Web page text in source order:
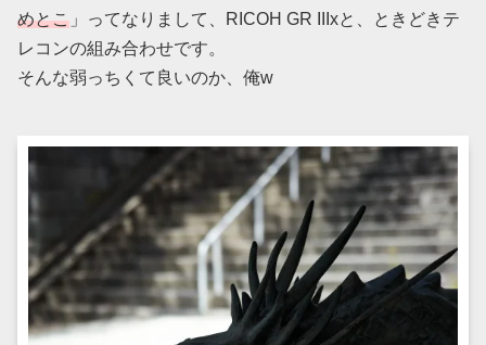
めとこ 」ってなりまして、RICOH GR IIIxと、ときどきテ
レコンの組み合わせです。
そんな弱っちくて良いのか、俺w